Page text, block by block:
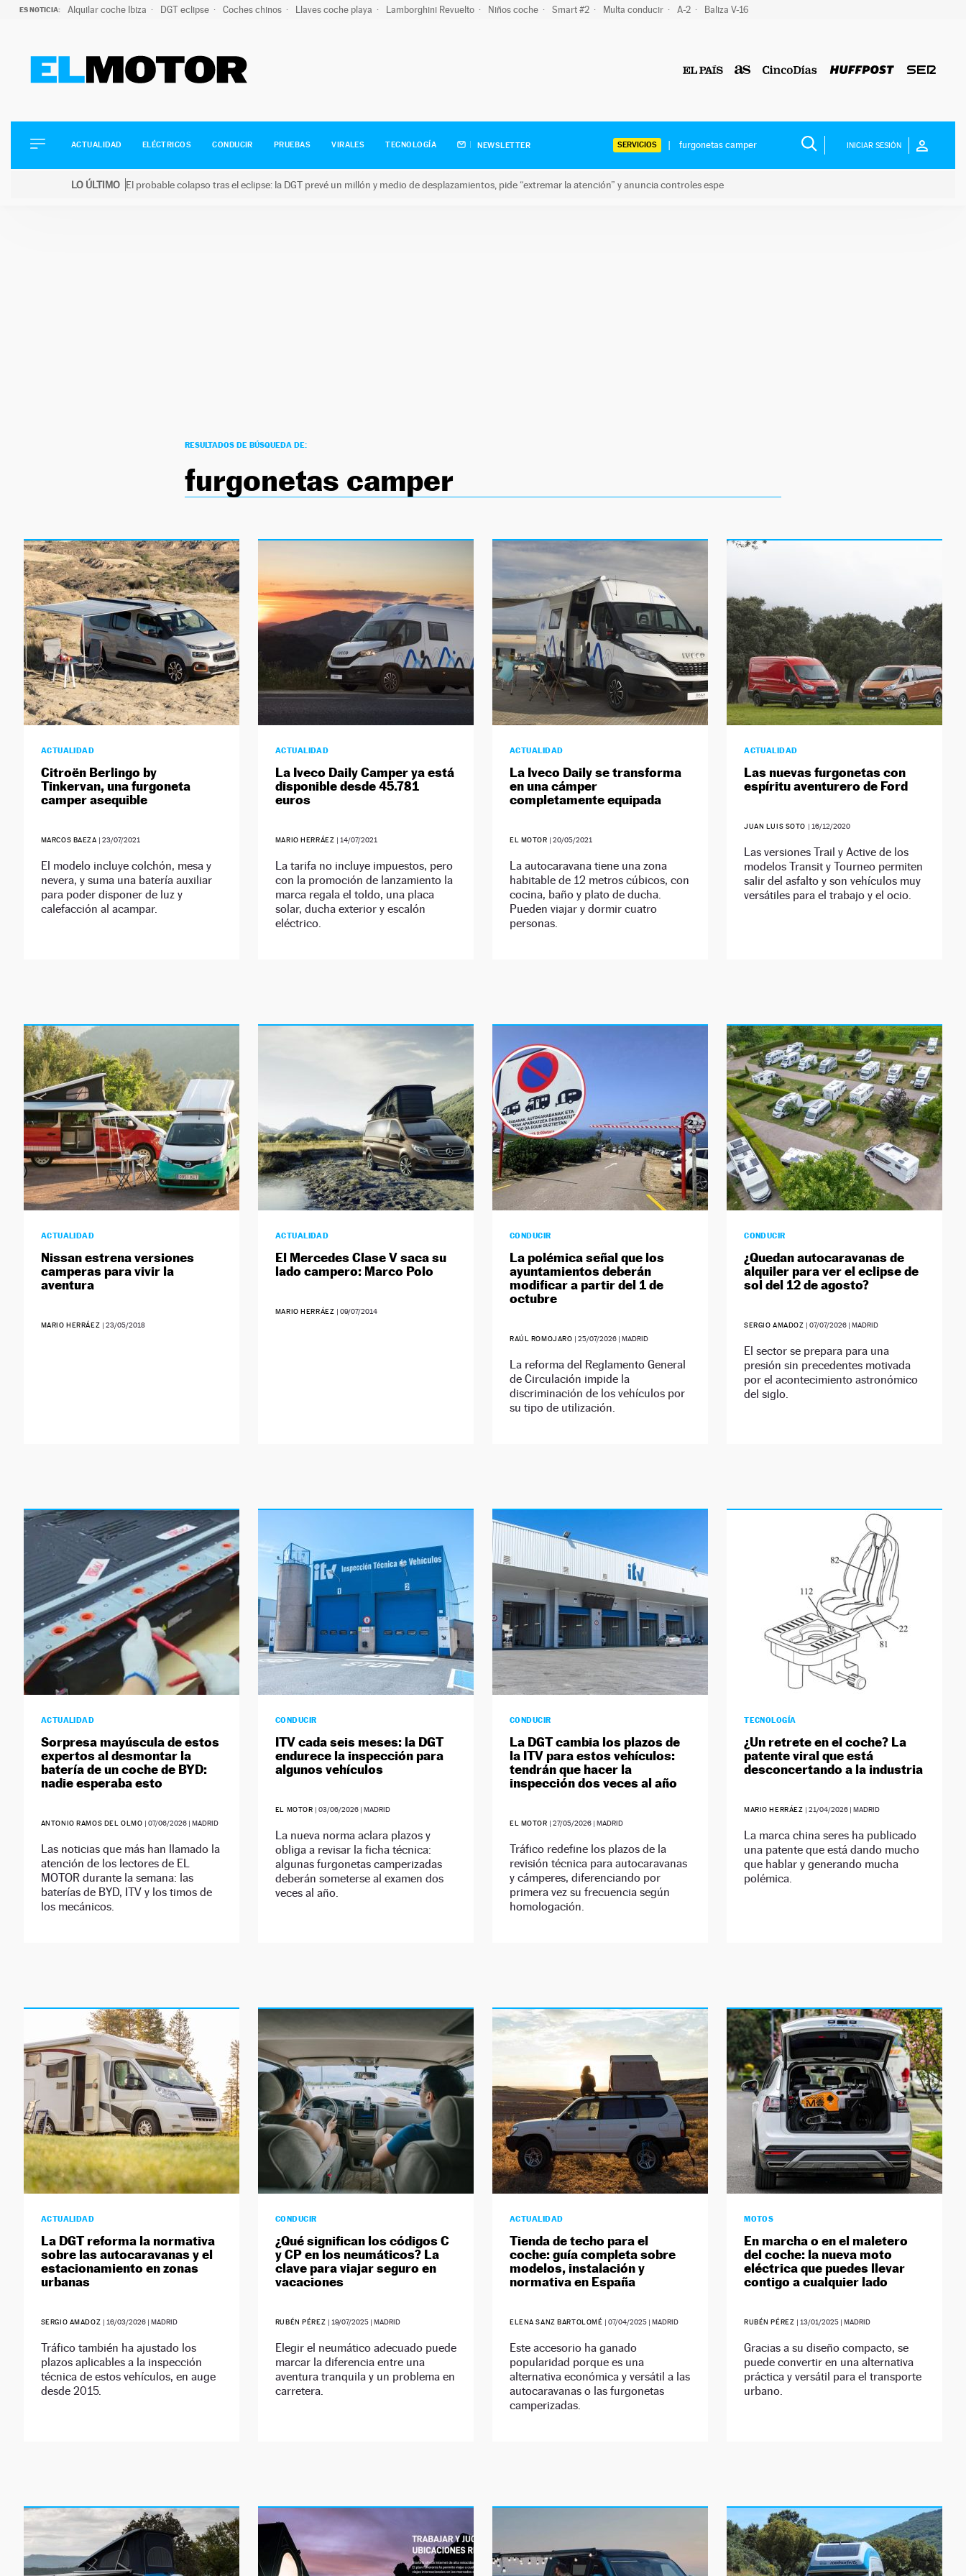
ES NOTICIA: Alquilar coche Ibiza DGT eclipse Coches chinos Llaves coche playa Lamborghini Revuelto Niños coche Smart #2 Multa conducir A-2 Baliza V-16
ELÉCTRICOS
CONDUCIR
ACTUALIDAD ELÉCTRICOS CONDUCIR PRUEBAS VIRALES TECNOLOGÍA NEWSLETTER SERVICIOS INICIAR SESIÓN
LO ÚLTIMO El probable colapso tras el eclipse: la DGT prevé un millón y medio de desplazamientos, pide “extremar la atención” y anuncia controles espe
RESULTADOS DE BÚSQUEDA DE:
furgonetas camper
ACTUALIDAD
Citroën Berlingo by
Tinkervan, una furgoneta
camper asequible
MARCOS BAEZA |23/07/2021
El modelo incluye colchón, mesa y
nevera, y suma una batería auxiliar
para poder disponer de luz y
calefacción al acampar.
ACTUALIDAD
La Iveco Daily Camper ya está
disponible desde 45.781
euros
MARIO HERRÁEZ | 14/07/2021
La tarifa no incluye impuestos, pero
con la promoción de lanzamiento la
marca regala el toldo, una placa
solar, ducha exterior y escalón
eléctrico.
ACTUALIDAD
La Iveco Daily se transforma
en una cámper
completamente equipada
EL MOTOR |20/05/2021
La autocaravana tiene una zona
habitable de 12 metros cúbicos, con
cocina, baño y plato de ducha.
Pueden viajar y dormir cuatro
personas.
ACTUALIDAD
Las nuevas furgonetas con
espíritu aventurero de Ford
JUAN LUIS SOTO | 16/12/2020
Las versiones Trail y Active de los
modelos Transit y Tourneo permiten
salir del asfalto y son vehículos muy
versátiles para el trabajo y el ocio.
ACTUALIDAD
Nissan estrena versiones
camperas para vivir la
aventura
MARIO HERRÁEZ | 23/05/2018
ACTUALIDAD
El Mercedes Clase V saca su
lado campero: Marco Polo
MARIO HERRÁEZ | 09/07/2014
CONDUCIR
La polémica señal que los
ayuntamientos deberán
modificar a partir del 1 de
octubre
RAÚL ROMOJARO | 25/07/2026| MADRID
La reforma del Reglamento General
de Circulación impide la
discriminación de los vehículos por
su tipo de utilización.
CONDUCIR
¿Quedan autocaravanas de
alquiler para ver el eclipse de
sol del 12 de agosto?
SERGIO AMADOZ |07/07/2026 | MADRID
El sector se prepara para una
presión sin precedentes motivada
por el acontecimiento astronómico
del siglo.
ACTUALIDAD
Sorpresa mayúscula de estos
expertos al desmontar la
batería de un coche de BYD:
nadie esperaba esto
ANTONIO RAMOS DEL OLMO | 07/06/2026| MADRID
Las noticias que más han llamado la
atención de los lectores de EL
MOTOR durante la semana: las
baterías de BYD, ITV y los timos de
los mecánicos.
CONDUCIR
ITV cada seis meses: la DGT
endurece la inspección para
algunos vehículos
EL MOTOR |03/06/2026 | MADRID
La nueva norma aclara plazos y
obliga a revisar la ficha técnica:
algunas furgonetas camperizadas
deberán someterse al examen dos
veces al año.
CONDUCIR
La DGT cambia los plazos de
la ITV para estos vehículos:
tendrán que hacer la
inspección dos veces al año
EL MOTOR |27/05/2026 | MADRID
Tráfico redefine los plazos de la
revisión técnica para autocaravanas
y cámperes, diferenciando por
primera vez su frecuencia según
homologación.
TECNOLOGÍA
¿Un retrete en el coche? La
patente viral que está
desconcertando a la industria
MARIO HERRÁEZ |21/04/2026 | MADRID
La marca china seres ha publicado
una patente que está dando mucho
que hablar y generando mucha
polémica.
ACTUALIDAD
La DGT reforma la normativa
sobre las autocaravanas y el
estacionamiento en zonas
urbanas
SERGIO AMADOZ | 16/03/2026| MADRID
Tráfico también ha ajustado los
plazos aplicables a la inspección
técnica de estos vehículos, en auge
desde 2015.
CONDUCIR
¿Qué significan los códigos C
y CP en los neumáticos? La
clave para viajar seguro en
vacaciones
RUBÉN PÉREZ | 19/07/2025| MADRID
Elegir el neumático adecuado puede
marcar la diferencia entre una
aventura tranquila y un problema en
carretera.
ACTUALIDAD
Tienda de techo para el
coche: guía completa sobre
modelos, instalación y
normativa en España
ELENA SANZ BARTOLOMÉ | 07/04/2025| MADRID
Este accesorio ha ganado
popularidad porque es una
alternativa económica y versátil a las
autocaravanas o las furgonetas
camperizadas.
MOTOS
En marcha o en el maletero
del coche: la nueva moto
eléctrica que puedes llevar
contigo a cualquier lado
RUBÉN PÉREZ | 13/01/2025| MADRID
Gracias a su diseño compacto, se
puede convertir en una alternativa
práctica y versátil para el transporte
urbano.